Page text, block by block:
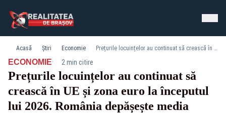
Acasă Știri Economie Prețurile locuințelor au continuat să crească în UE și zona euro la începutul lui 2026. România depășește media europeană
ECONOMIE· 2 min citire
Prețurile locuințelor au continuat să
crească în UE și zona euro la începutul
lui 2026. România depășește media